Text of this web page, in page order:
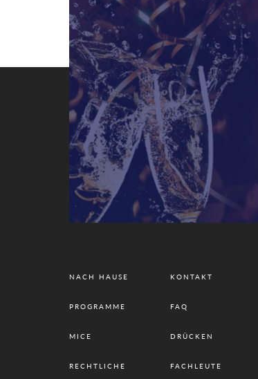
NACH HAUSE
PROGRAMME
MICE
RECHTLICHE
KONTAKT
FAQ
DRÜCKEN
FACHLEUTE